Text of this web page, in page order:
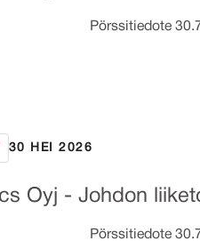
Pörssitiedote
30 HEI 2026
Oyj - Johdon
Pörssitiedote